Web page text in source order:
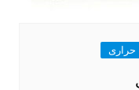
حرارى